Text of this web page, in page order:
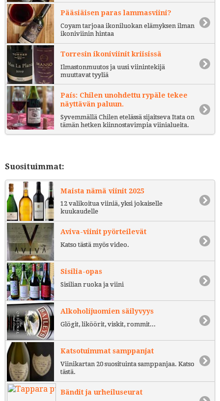
Pääsiäisen paras lammasviini?
Coyam tarjoaa ikoniluokan elämyksen ilman
ikoniviinin hintaa
Torresin ikoniviinit kriisissä
Ilmastonmuutos ja uusi viinintekijä
muuttavat tyyliä
País: Chilen unohdettu rypäle tekee
näyttävän paluun.
Syvemmällä Chilen etelässä sijaitseva Itata on
tämän hetken kiinnostavimpia viinialueita.
Suosituimmat:
Maista nämä viinit 2025
12 valikoitua viiniä, yksi jokaiselle
kuukaudelle
Aviva-viinit pyörteilevät
Katso tästä myös video.
Sisilia-opas
Sisilian ruoka ja viini
Alkoholijuomien säilyvyys
Glögit, liköörit, viskit, rommit...
Katsotuimmat samppanjat
Viinikartan 20 suosituinta samppanjaa. Katso
tästä.
Bändit ja urheiluseurat